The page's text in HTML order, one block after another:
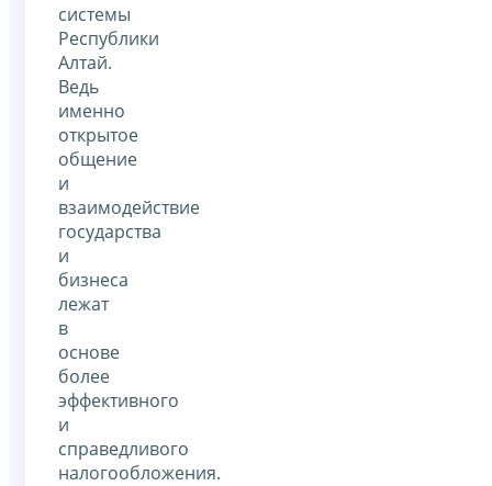
системы
Республики
Алтай.
Ведь
именно
открытое
общение
и
взаимодействие
государства
и
бизнеса
лежат
в
основе
более
эффективного
и
справедливого
налогообложения.